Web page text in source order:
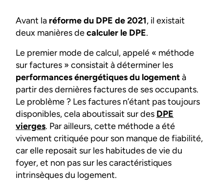
Avant la réforme du DPE de 2021, il existait
deux manières decalculer le DPE.
Le premier mode de calcul, appelé « méthode
sur factures » consistait à déterminer les
performances énergétiques du logementà
partir des dernières factures de ses occupants.
Le problème ? Les factures n’étant pas toujours
disponibles, cela aboutissait sur des DPE
vierges. Par ailleurs, cette méthode a été
vivement critiquée pour son manque de fiabilité,
car elle reposait sur les habitudes de vie du
foyer, et non pas sur les caractéristiques
intrinsèques du logement.